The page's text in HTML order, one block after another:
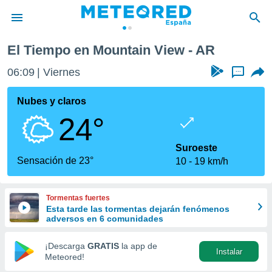
de
por
que se
calidad.
a este
las
y
forma
digital
basada
El Tiempo en Mountain View - AR
06:09 Viernes ...
Nubes y claros
24°
Sensación de 23°
Suroeste
10
19 km/h
Tormentas fuertes
Esta tarde las tormentas dejarán fenómenos
adversos en 6 comunidades
¡Descarga GRATIS la app de
Meteored!
Instalar